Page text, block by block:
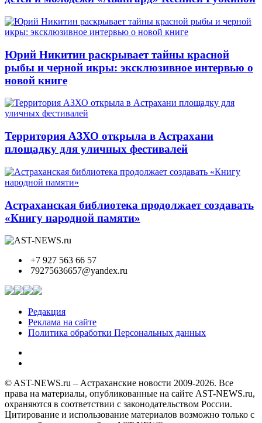
Юрий Никитин раскрывает тайны красной
рыбы и черной икры: эксклюзивное интервью о
новой книге
Территория АЗХО открыла в Астрахани
площадку для уличных фестивалей
Астраханская библиотека продолжает создавать
«Книгу народной памяти»
+7 927 563 66 57
79275636657@yandex.ru
Редакция
Реклама на сайте
Политика обработки Персональных данных
© AST-NEWS.ru – Астраханские новости 2009-2026. Все
права на материалы, опубликованные на сайте AST-NEWS.ru,
охраняются в соответствии с законодательством России.
Цитирование и использование материалов возможно только с